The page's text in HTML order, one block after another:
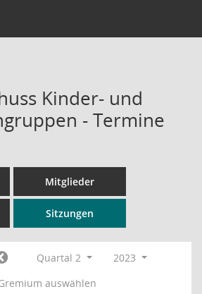
Kinder- und
- Termine
Mitglieder
Sitzungen
Quartal 2
2023
auswählen